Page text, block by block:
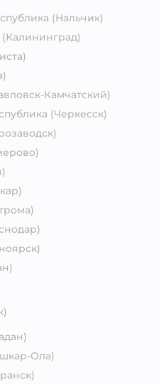
(Нальчик)
(Калининград)
Камчатский)
(Черкесск)
Ола)